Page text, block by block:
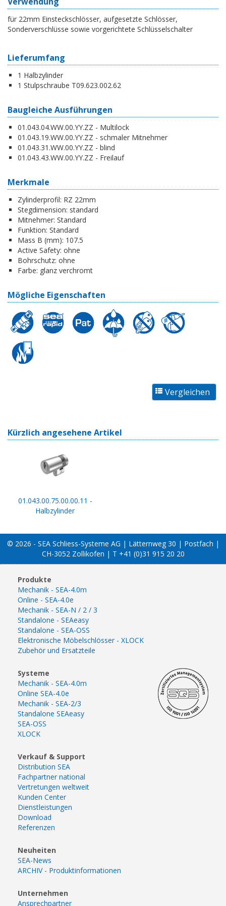
für 22mm Einsteckschlösser, aufgesetzte Schlösser,
Sonderverschlüsse sowie vorgerichtete Schlüsselschalter
Lieferumfang
1 Halbzylinder
1 Stulpschraube T09.623.002.62
Baugleiche Ausführungen
01.043.04.WW.00.YY.ZZ - Multilock
01.043.19.WW.00.YY.ZZ - schmaler Mitnehmer
01.043.31.WW.00.YY.ZZ - blind
01.043.43.WW.00.YY.ZZ - Freilauf
Merkmale
Zylinderprofil: RZ 22mm
Stegdimension: standard
Mitnehmer: Standard
Funktion: Standard
Mass B (mm): 107.5
Active Safety: ohne
Bohrschutz: ohne
Farbe: glanz verchromt
Mögliche Eigenschaften
Kürzlich angesehene Artikel
01.043.00.75.00.00.11 -
Halbzylinder
© 2026 - SEA Schliess-Systeme AG | Lätternweg 30 | Postfach |
CH-3052 Zollikofen | T +41 (0)31 915 20 20
Produkte
Mechanik - SEA-4.0m
Online - SEA-4.0e
Mechanik - SEA-N / 2 / 3
Standalone - SEAeasy
Standalone - SEA-OSS
Elektronische Möbelschlösser - XLOCK
Zubehör und Ersatzteile
Systeme
Mechanik - SEA-4.0m
Online SEA-4.0e
Mechanik - SEA-2/3
Standalone SEAeasy
SEA-OSS
XLOCK
Verkauf & Support
Distribution SEA
Fachpartner national
Vertretungen weltweit
Kunden Center
Dienstleistungen
Download
Referenzen
Neuheiten
SEA-News
ARCHIV - Produktinformationen
Unternehmen
Ansprechpartner